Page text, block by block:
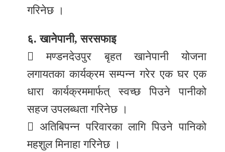
गरिनेछ ।
६. खानेपानी, सरसफाइ
 मण्डनदेउपुर बृहत खानेपानी योजना
लगायतका कार्यक्रम सम्पन्न गरेर एक घर एक
धारा कार्यक्रममार्फत् स्वच्छ पिउने पानीको
सहज उपलब्धता गरिनेछ ।
 अतिबिपन्न परिवारका लागि पिउने पानिको
महशुल मिनाहा गरिनेछ ।